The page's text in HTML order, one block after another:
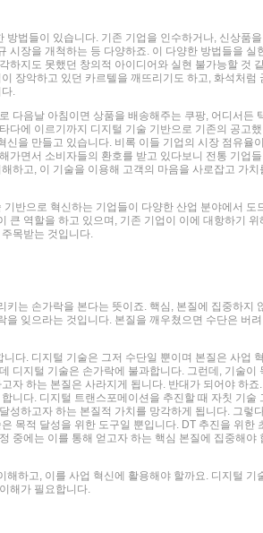
법들이 있습니다. 기존 기업을 인수하거나, 신상품을
시장을 개척하는 등 다양하죠. 이 다양한 방법들을 실
하지도 못했던 창의적 아이디어와 실현 불가능할 것
장악하고 있던 카르텔을 깨뜨리기도 하고, 화석처럼
.
다음날 아침이면 상품을 배송해주는 쿠팡, 어디서든
다에 이르기까지 디지털 기술 기반으로 기존의 공고했
을 만들고 있습니다. 비록 이들 기업의 시장 점유율이
가면서 소비자들의 환호를 받고 있다보니 전통 기업들
하고, 이 기술을 이용해 고객의 마음을 사로잡고 가치
반으로 혁신하는 기업들이 다양한 산업 분야에서 도
큰 역할을 하고 있으며, 기존 기업이 이에 대항하기 위
목받는 것입니다.
는 손가락을 본다는 뜻이죠. 핵심, 본질에 집중하지
잊으라는 것입니다. 본질을 깨우쳤으면 수단은 버려
다. 디지털 기술은 그저 수단일 뿐이며 본질은 사업 혁
디지털 기술은 손가락에 불과합니다. 그런데, 기술이
자 하는 본질은 사라지게 됩니다. 반대가 되어야 하죠.
니다. 디지털 트랜스포메이션을 추진할 때 자칫 기술
성하고자 하는 본질적 가치를 망각하게 됩니다. 그렇
목적 달성을 위한 도구일 뿐입니다. DT 추진을 위한
중에는 이를 통해 얻고자 하는 핵심 본질에 집중해야
해하고, 이를 사업 혁신에 활용해야 할까요. 디지털 기
해가 필요합니다.